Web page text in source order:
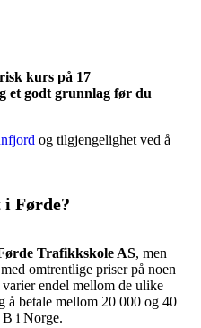
kurs på 17
et godt grunnlag før du
og tilgjengelighet ved å
Førde?
Trafikkskole AS, men
omtrentlige priser på noen
endel mellom de ulike
å betale mellom 20 000 og 40
B i Norge.